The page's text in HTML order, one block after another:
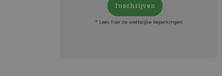
Inschrijven
* Lees hier de wettelijke beperkingen